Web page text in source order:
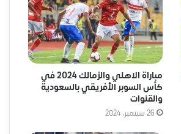
مباراة الاهلي والزمالك 2024 في
كأس السوبر الأفريقي بالسعودية
والقنوات
26 سبتمبر، 2024